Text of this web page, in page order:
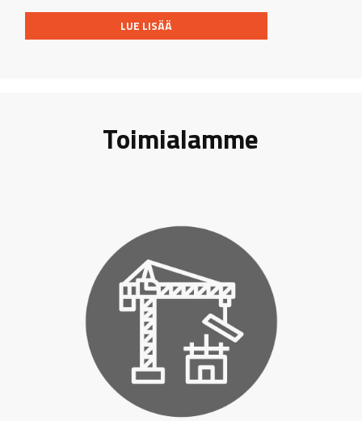
LUE LISÄÄ
Toimialamme